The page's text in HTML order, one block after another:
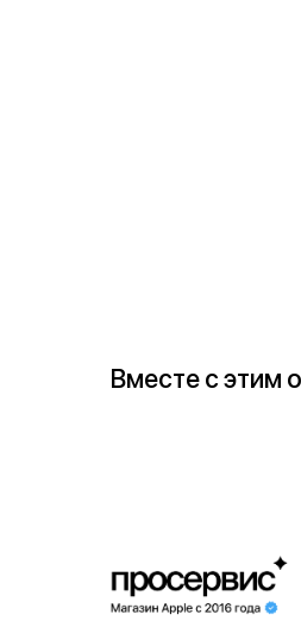
Вместе с этим